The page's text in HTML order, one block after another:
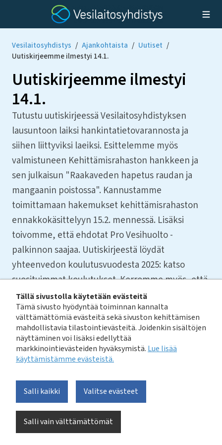
Tällä sivustolla käytetään evästeitä
Tämä sivusto hyödyntää toiminnan kannalta
välttämättömiä evästeitä sekä sivuston kehittämisen
mahdollistavia tilastointievästeitä. Joidenkin sisältöjen
näyttäminen voi lisäksi edellyttää
markkinointievästeiden hyväksymistä. Lue lisää
käyttämistämme evästeistä.​​​​​​
Salli kaikki
Salli vain välttämättömät
Valitse evästeet
Vesilaitosyhdistys / Ajankohtaista / Uutiset /
Uutiskirjeemme ilmestyi 14.1.
Uutiskirjeemme ilmestyi
14.1.
Tutustu uutiskirjeessä Vesilaitosyhdistyksen
lausuntoon laiksi hankintatietovarannosta ja
siihen liittyviksi laeiksi. Esittelemme myös
valmistuneen Kehittämisrahaston hankkeen ja
sen julkaisun "Raakaveden hapetus raudan ja
mangaanin poistossa". Kannustamme
toimittamaan hakemukset kehittämisrahaston
ennakkokäsittelyyn 15.2. mennessä. Lisäksi
toivomme, että ehdotat Pro Vesihuolto -
palkinnon saajaa. Uutiskirjeestä löydät
yhteenvedon koulutusvuodesta 2025: katso
suosituimmat koulutukset. Kerromme myös, että
webinaarimme ovat jatkossa maksuttomia kaikille
jäsenille. Edelleen muistutamme, että
kesätyöntekijöiden haku käynnistyy jo
alkuvuodesta – huomioithan tämän ajoissa.
14.1.2026
Voit lukea uutiskirjeen sähköisestä arkistosta
linkistä.